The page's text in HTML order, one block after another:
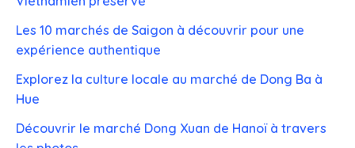
Les 10 marchés de Saigon à découvrir pour une
expérience authentique
Explorez la culture locale au marché de Dong Ba à
Hue
Découvrir le marché Dong Xuan de Hanoï à travers